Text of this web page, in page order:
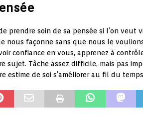
prendre soin de sa pensée si l’on veut
nous façonne sans que nous le
confiance en vous, apprenez à
sujet. Tâche assez difficile, mais pas
estime de soi s’améliorer au fil du